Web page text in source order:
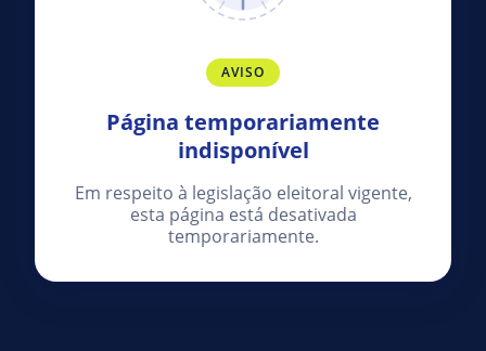
AVISO
Página temporariamente
indisponível
Em respeito à legislação eleitoral vigente,
esta página está desativada
temporariamente.